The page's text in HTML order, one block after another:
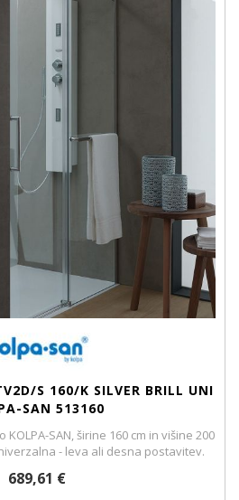
S 160/K SILVER BRILL UNI
SAN 513160
SAN, širine 160 cm in višine 200
- leva ali desna postavitev.
689,61 €